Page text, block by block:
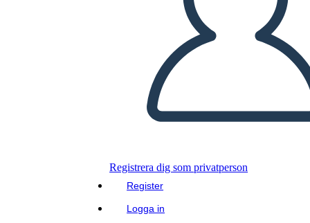
Registrera dig som privatperson
Register
Logga in